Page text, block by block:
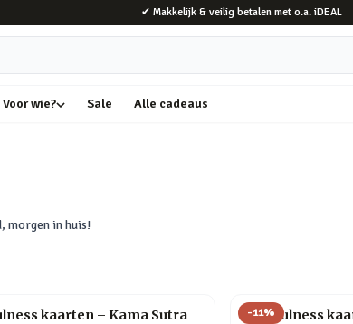
✔ Makkelijk & veilig betalen met o.a. iDEAL
Voor wie? Sale Alle cadeaus
morgen in huis!
kaarten – Kama Sutra -11%
Mindfulness